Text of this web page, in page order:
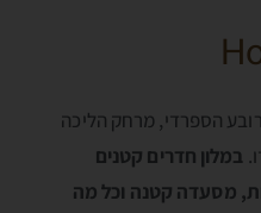
הספרדי, מרחק הליכה
במלון חדרים קטנים
מסעדה קטנה וכל מה